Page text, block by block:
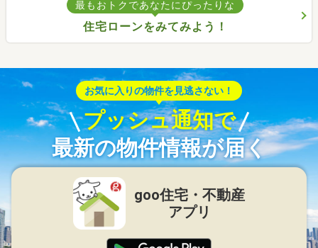
最もおトクであなたにぴったりな
住宅ローンをみてみよう！
お気に入りの物件を見逃さない！
プッシュ通知で
最新の物件情報が届く
goo住宅・不動産
アプリ